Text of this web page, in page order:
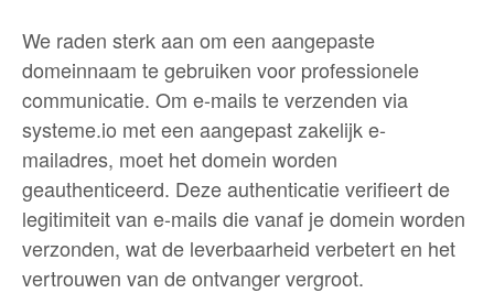
We raden sterk aan om een aangepaste
domeinnaam te gebruiken voor professionele
communicatie. Om e-mails te verzenden via
systeme.io met een aangepast zakelijk e-
mailadres, moet het domein worden
geauthenticeerd. Deze authenticatie verifieert de
legitimiteit van e-mails die vanaf je domein worden
verzonden, wat de leverbaarheid verbetert en het
vertrouwen van de ontvanger vergroot.